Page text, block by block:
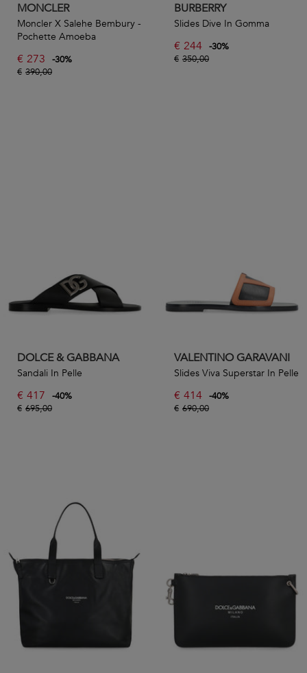
MONCLER
Moncler X Salehe Bembury -
Pochette Amoeba
€ 273 -30%
€ 390,00
BURBERRY
Slides Dive In Gomma
€ 244 -30%
€ 350,00
DOLCE & GABBANA
Sandali In Pelle
€ 417 -40%
€ 695,00
VALENTINO GARAVANI
Slides Viva Superstar In Pelle
€ 414 -40%
€ 690,00